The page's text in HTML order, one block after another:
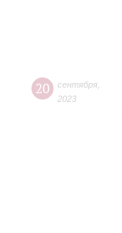
20 сентября
2023